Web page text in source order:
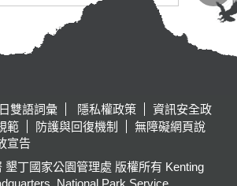
雙語詞彙 隱私權政策
資訊安全政
範 防護與回復機制
無障礙網頁說
宣告
墾丁國家公園管理處 版權所有 Kenting
National Park Service,